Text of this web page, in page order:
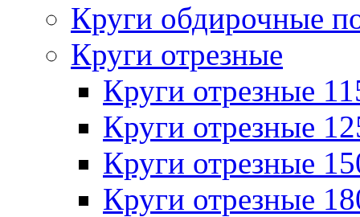
Круги обдирочные
Круги отрезные
Круги отрезные
Круги отрезные
Круги отрезные
Круги отрезные